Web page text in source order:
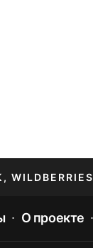
WILDBERRIES
О проекте